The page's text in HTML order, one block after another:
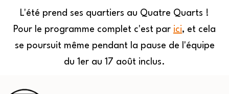
L'été prend ses quartiers au Quatre Quarts !
Pour le programme complet c'est par ici, et cela
se poursuit même pendant la pause de l'équipe
du 1er au 17 août inclus.